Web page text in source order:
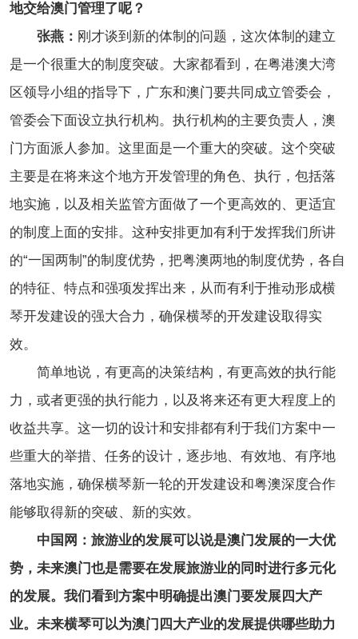
地交给澳门管理了呢？
张燕： 刚才谈到新的体制的问题，这次体制的建立
是一个很重大的制度突破。大家都看到，在粤港澳大湾
区领导小组的指导下，广东和澳门要共同成立管委会，
管委会下面设立执行机构。执行机构的主要负责人，澳
门方面派人参加。这里面是一个重大的突破。这个突破
主要是在将来这个地方开发管理的角色、执行，包括落
地实施，以及相关监管方面做了一个更高效的、更适宜
的制度上面的安排。这种安排更加有利于发挥我们所讲
的“一国两制”的制度优势，把粤澳两地的制度优势，各自
的特征、特点和强项发挥出来，从而有利于推动形成横
琴开发建设的强大合力，确保横琴的开发建设取得实
效。
简单地说，有更高的决策结构，有更高效的执行能
力，或者更强的执行能力，以及将来还有更大程度上的
收益共享。这一切的设计和安排都有利于我们方案中一
些重大的举措、任务的设计，逐步地、有效地、有序地
落地实施，确保横琴新一轮的开发建设和粤澳深度合作
能够取得新的突破、新的实效。
中国网：旅游业的发展可以说是澳门发展的一大优
势，未来澳门也是需要在发展旅游业的同时进行多元化
的发展。我们看到方案中明确提出澳门要发展四大产
业。未来横琴可以为澳门四大产业的发展提供哪些助力